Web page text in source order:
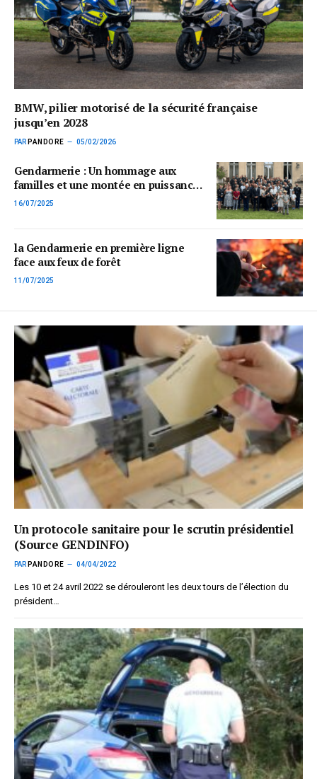
BMW, pilier motorisé de la sécurité française
jusqu’en 2028
PAR PANDORE 05/02/2026
Gendarmerie : Un hommage aux
familles et une montée en puissance
des REXPEMO au Tour de France
16/07/2025
la Gendarmerie en première ligne
face aux feux de forêt
11/07/2025
Un protocole sanitaire pour le scrutin présidentiel
(Source GENDINFO)
PAR PANDORE 04/04/2022
Les 10 et 24 avril 2022 se dérouleront les deux tours de l’élection du
président…